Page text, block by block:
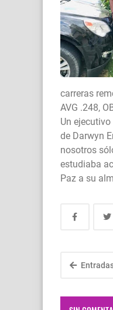
carreras
AVG .248,
Un
de Darwyn
nosotros
estudiaba
Paz a su